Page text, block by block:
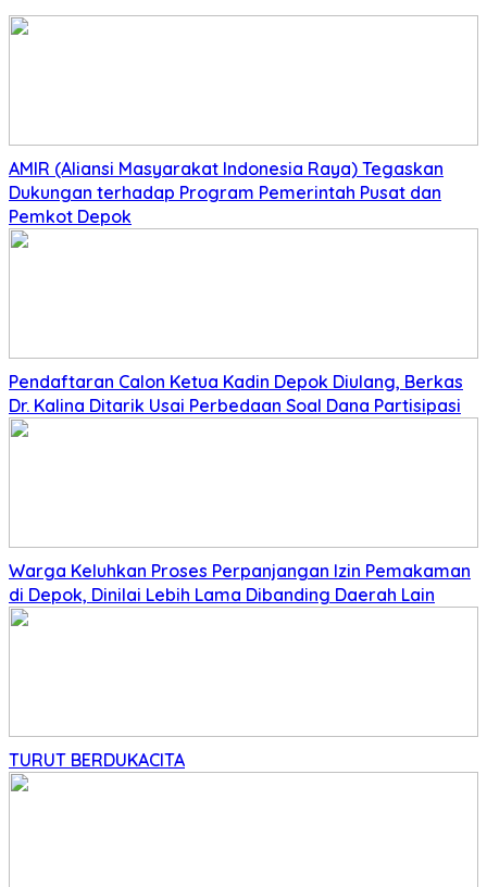
AMIR (Aliansi Masyarakat Indonesia Raya) Tegaskan
Dukungan terhadap Program Pemerintah Pusat dan
Pemkot Depok
Pendaftaran Calon Ketua Kadin Depok Diulang, Berkas
Dr. Kalina Ditarik Usai Perbedaan Soal Dana Partisipasi
Warga Keluhkan Proses Perpanjangan Izin Pemakaman
di Depok, Dinilai Lebih Lama Dibanding Daerah Lain
TURUT BERDUKACITA